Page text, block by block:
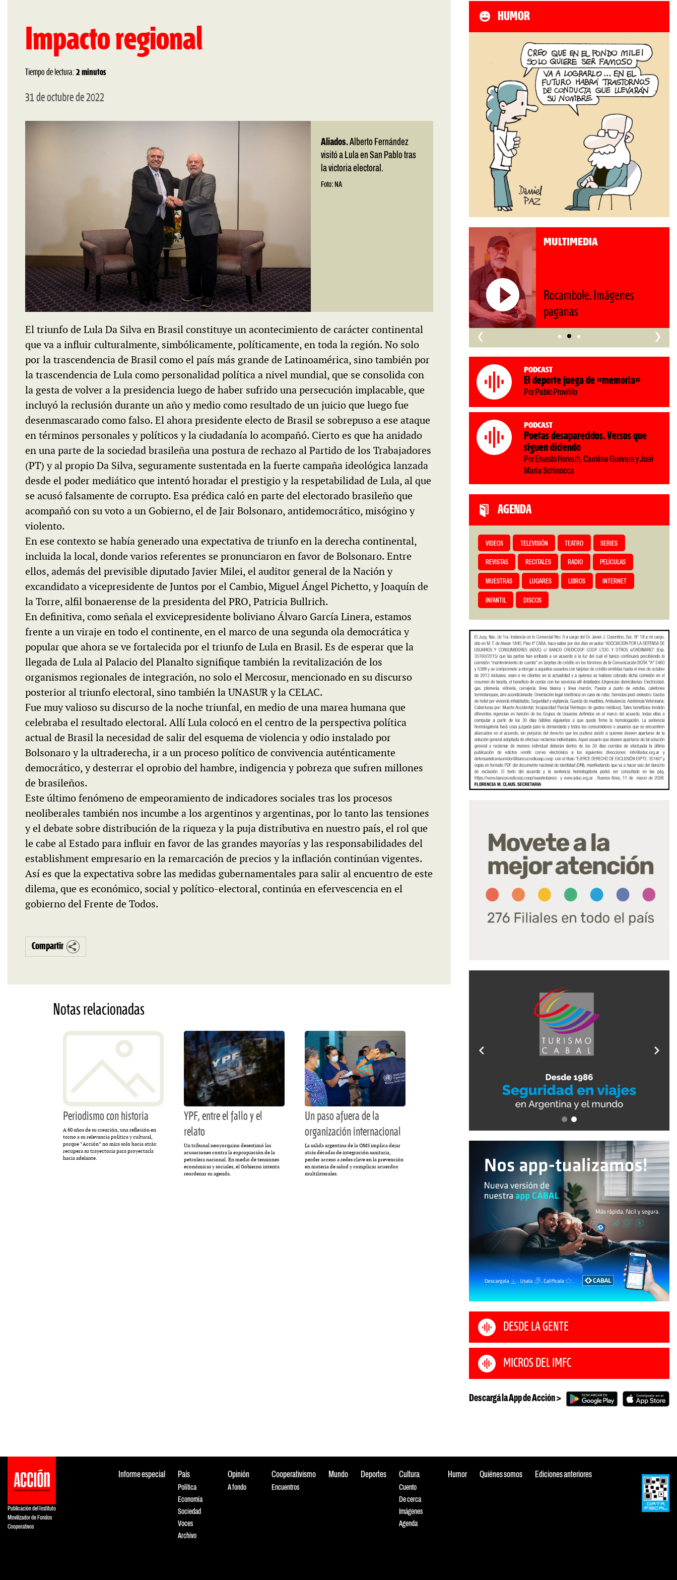
Impacto regional
Tiempo de lectura: 2 minutos
31 de octubre de 2022
Aliados.Alberto Fernández
visitó a Lula en San Pablo tras
la victoria electoral.
Foto: NA
El triunfo de Lula Da Silva en Brasil constituye un acontecimiento de carácter continental
que va a influir culturalmente, simbólicamente, políticamente, en toda la región. No solo
por la trascendencia de Brasil como el país más grande de Latinoamérica, sino también por
la trascendencia de Lula como personalidad política a nivel mundial, que se consolida con
la gesta de volver a la presidencia luego de haber sufrido una persecución implacable, que
incluyó la reclusión durante un año y medio como resultado de un juicio que luego fue
desenmascarado como falso. El ahora presidente electo de Brasil se sobrepuso a ese ataque
en términos personales y políticos y la ciudadanía lo acompañó. Cierto es que ha anidado
en una parte de la sociedad brasileña una postura de rechazo al Partido de los Trabajadores
(PT) y al propio Da Silva, seguramente sustentada en la fuerte campaña ideológica lanzada
desde el poder mediático que intentó horadar el prestigio y la respetabilidad de Lula, al que
se acusó falsamente de corrupto. Esa prédica caló en parte del electorado brasileño que
acompañó con su voto a un Gobierno, el de Jair Bolsonaro, antidemocrático, misógino y
violento.
En ese contexto se había generado una expectativa de triunfo en la derecha continental,
incluida la local, donde varios referentes se pronunciaron en favor de Bolsonaro. Entre
ellos, además del previsible diputado Javier Milei, el auditor general de la Nación y
excandidato a vicepresidente de Juntos por el Cambio, Miguel Ángel Pichetto, y Joaquín de
la Torre, alfil bonaerense de la presidenta del PRO, Patricia Bullrich.
En definitiva, como señala el exvicepresidente boliviano Álvaro García Linera, estamos
frente a un viraje en todo el continente, en el marco de una segunda ola democrática y
popular que ahora se ve fortalecida por el triunfo de Lula en Brasil. Es de esperar que la
llegada de Lula al Palacio del Planalto signifique también la revitalización de los
organismos regionales de integración, no solo el Mercosur, mencionado en su discurso
posterior al triunfo electoral, sino también la UNASUR y la CELAC.
Fue muy valioso su discurso de la noche triunfal, en medio de una marea humana que
celebraba el resultado electoral. Allí Lula colocó en el centro de la perspectiva política
actual de Brasil la necesidad de salir del esquema de violencia y odio instalado por
Bolsonaro y la ultraderecha, ir a un proceso político de convivencia auténticamente
democrático, y desterrar el oprobio del hambre, indigencia y pobreza que sufren millones
de brasileños.
Este último fenómeno de empeoramiento de indicadores sociales tras los procesos
neoliberales también nos incumbe a los argentinos y argentinas, por lo tanto las tensiones
y el debate sobre distribución de la riqueza y la puja distributiva en nuestro país, el rol que
le cabe al Estado para influir en favor de las grandes mayorías y las responsabilidades del
establishment empresario en la remarcación de precios y la inflación continúan vigentes.
Así es que la expectativa sobre las medidas gubernamentales para salir al encuentro de este
dilema, que es económico, social y político-electoral, continúa en efervescencia en el
gobierno del Frente de Todos.
Compartir
Notas relacionadas
Periodismo con historia
A 60 años de su creación, una reflexión en
torno a su relevancia política y cultural,
porque *Acción* no mira solo hacia atrás:
recupera su trayectoria para proyectarla
hacia adelante.
YPF, entre el fallo y el
relato
Un tribunal neoyorquino desestimó las
acusaciones contra la expropiación de la
petrolera nacional. En medio de tensiones
económicas y sociales, el Gobierno intenta
reordenar su agenda.
Un paso afuera de la
organización internacional
La salida argentina de la OMS implica dejar
atrás décadas de integración sanitaria,
perder acceso a redes clave en la prevención
en materia de salud y complicar acuerdos
multilaterales.
HUMOR
MULTIMEDIA
Roberto Pompa. «La reforma
nos retrocede al siglo XIX»
60º aniversario de Acción.
Periodismo con historia
MULTIMEDIA
Rocambole. Imágenes
paganas
‹ ›
Podcast
El deporte juega de «memoria»
Por Pablo Provitilo
Podcast
Poetas desaparecidos. Versos que
siguen diciendo
Por Ernesto Horvath, Carolina Guevara y José
María Schinocca
AGENDA
VIDEOS TELEVISIÓN TEATRO SERIES
REVISTAS RECITALES RADIO PELÍCULAS
MUESTRAS LUGARES LIBROS INTERNET
INFANTIL DISCOS
DESDE LA GENTE
MICROS DEL IMFC
Descargá la App de Acción >
Publicación del Instituto
Movilizador de Fondos
Cooperativos
Informe especial País
Política
Economía
Sociedad
Voces
Archivo
Opinión
A fondo
Cooperativismo
Encuentros
Mundo Deportes Cultura
Cuento
De cerca
Imágenes
Agenda
Humor Quiénes somos Ediciones anteriores